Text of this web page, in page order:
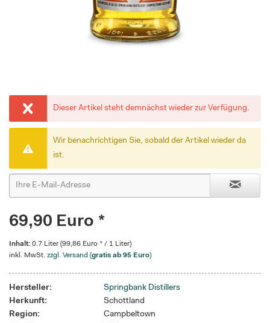
Dieser Artikel steht demnächst wieder zur Verfügung.
Wir benachrichtigen Sie, sobald der Artikel wieder da
ist.
69,90 Euro *
Inhalt: 0.7 Liter (99,86 Euro * / 1 Liter)
inkl. MwSt. zzgl. Versand (gratis ab 95 Euro)
Hersteller:
Springbank Distillers
Herkunft:
Schottland
Region:
Campbeltown